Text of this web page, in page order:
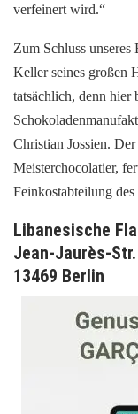
verfeinert wird.“
Zum Schluss unseres
Keller seines großen
tatsächlich, denn hier
Christian Jossien.
Meisterchocolatier,
Feinkostabteilung
Libanesische
Jean-Jaurès-Str.
13469 Berlin